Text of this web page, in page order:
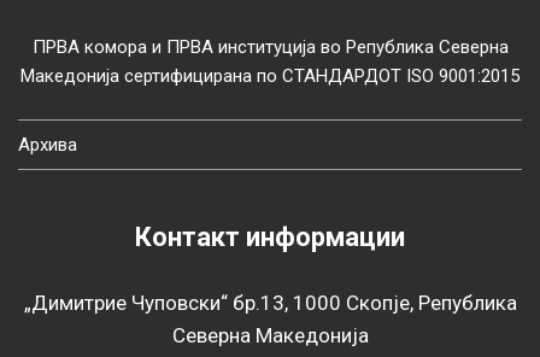
ПРВА комора и ПРВА институција во Република Северна
Македонија сертифицирана по СТАНДАРДОТ ISO 9001:2015
Архива
Контакт информации
„Димитрие Чуповски“ бр.13, 1000 Скопје, Република
Северна Македонија